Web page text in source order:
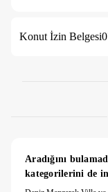
Tatiliniz boyunca
masası, klima ve
2. Yatak Odası:
1
masası, klima ve
Konut İzin Belgesi
Aradığını
kategorilerini de